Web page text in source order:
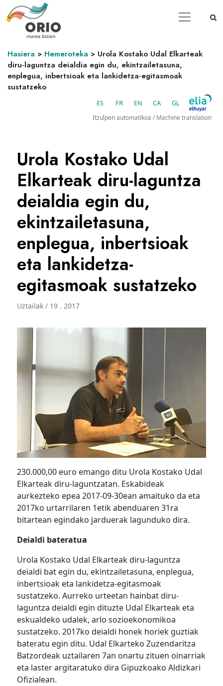
Hasiera > Hemeroteka > Urola Kostako Udal Elkarteak
diru-laguntza deialdia egin du, ekintzailetasuna,
enplegua, inbertsioak eta lankidetza-egitasmoak
sustatzeko
ES FR EN CA GL
Itzulpen automatikoa / Machine translation
Urola Kostako Udal
Elkarteak diru-laguntza
deialdia egin du,
ekintzailetasuna,
enplegua, inbertsioak
eta lankidetza-
egitasmoak sustatzeko
Uztailak / 19 . 2017
230.000,00 euro emango ditu Urola Kostako Udal
Elkarteak diru-laguntzatan. Eskabideak
aurkezteko epea 2017-09-30ean amaituko da eta
2017ko urtarrilaren 1etik abenduaren 31ra
bitartean egindako jarduerak lagunduko dira.
Deialdi bateratua
Urola Kostako Udal Elkarteak diru-laguntza
deialdi bat egin du, ekintzailetasuna, enplegua,
inbertsioak eta lankidetza-egitasmoak
sustatzeko. Aurreko urteetan hainbat diru-
laguntza deialdi egin dituzte Udal Elkarteak eta
eskualdeko udalek, arlo sozioekonomikoa
sustatzeko. 2017ko deialdi honek horiek guztiak
bateratu egin ditu. Udal Elkarteko Zuzendaritza
Batzordeak uztailaren 7an onartu zituen oinarriak
eta laster argitaratuko dira Gipuzkoako Aldizkari
Ofizialean.